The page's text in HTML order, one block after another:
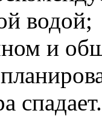
водой;
и
спадает.